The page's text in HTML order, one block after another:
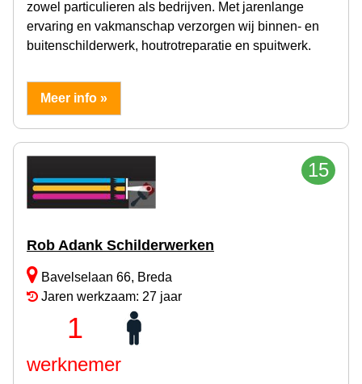
zowel particulieren als bedrijven. Met jarenlange
ervaring en vakmanschap verzorgen wij binnen- en
buitenschilderwerk, houtrotreparatie en spuitwerk.
Meer info »
15
Rob Adank Schilderwerken
Bavelselaan 66, Breda
Jaren werkzaam: 27 jaar
1
werknemer